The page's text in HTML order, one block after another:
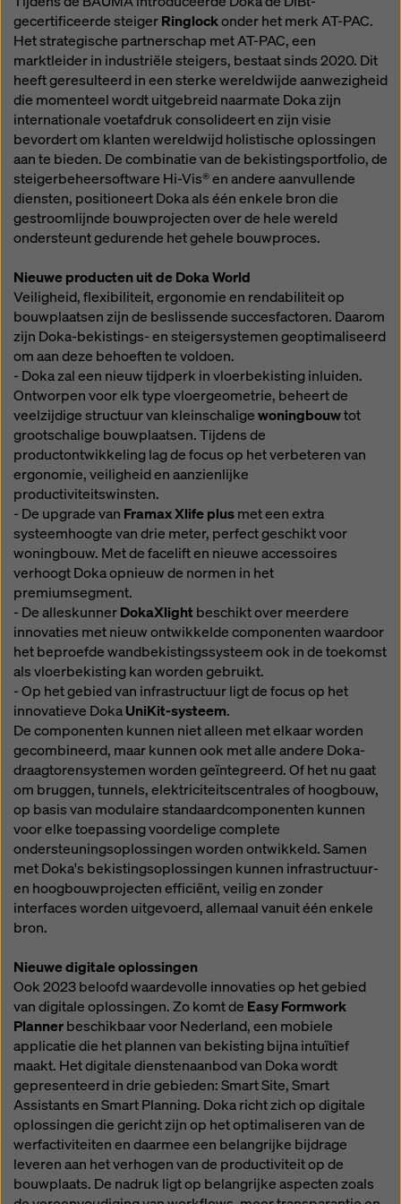
gecertificeerde steigerRinglockonder het merk AT-PAC.
Het strategische partnerschap met AT-PAC, een
marktleider in industriële steigers, bestaat sinds 2020. Dit
heeft geresulteerd in een sterke wereldwijde aanwezigheid
die momenteel wordt uitgebreid naarmate Doka zijn
internationale voetafdruk consolideert en zijn visie
bevordert om klanten wereldwijd holistische oplossingen
aan te bieden. De combinatie van de bekistingsportfolio, de
steigerbeheersoftware Hi-Vis® en andere aanvullende
diensten, positioneert Doka als één enkele bron die
gestroomlijnde bouwprojecten over de hele wereld
ondersteunt gedurende het gehele bouwproces.
Nieuwe producten uit de Doka World
Veiligheid, flexibiliteit, ergonomie en rendabiliteit op
bouwplaatsen zijn de beslissende succesfactoren. Daarom
zijn Doka-bekistings- en steigersystemen geoptimaliseerd
om aan deze behoeften te voldoen.
- Doka zal een nieuw tijdperk in vloerbekisting inluiden.
Ontworpen voor elk type vloergeometrie, beheert de
veelzijdige structuur van kleinschaligewoningbouwtot
grootschalige bouwplaatsen. Tijdens de
productontwikkeling lag de focus op het verbeteren van
ergonomie, veiligheid en aanzienlijke
productiviteitswinsten.
- De upgrade van Framax Xlife plusmet een extra
systeemhoogte van drie meter, perfect geschikt voor
woningbouw. Met de facelift en nieuwe accessoires
verhoogt Doka opnieuw de normen in het
premiumsegment.
- De alleskunnerDokaXlight beschikt over meerdere
innovaties met nieuw ontwikkelde componenten waardoor
het beproefde wandbekistingssysteem ook in de toekomst
als vloerbekisting kan worden gebruikt.
- Op het gebied van infrastructuur ligt de focus op het
innovatieve DokaUniKit-systeem.
De componenten kunnen niet alleen met elkaar worden
gecombineerd, maar kunnen ook met alle andere Doka-
draagtorensystemen worden geïntegreerd. Of het nu gaat
om bruggen, tunnels, elektriciteitscentrales of hoogbouw,
op basis van modulaire standaardcomponenten kunnen
voor elke toepassing voordelige complete
ondersteuningsoplossingen worden ontwikkeld. Samen
met Doka's bekistingsoplossingen kunnen infrastructuur-
en hoogbouwprojecten efficiënt, veilig en zonder
interfaces worden uitgevoerd, allemaal vanuit één enkele
bron.
Nieuwe digitale oplossingen
Ook 2023 beloofd waardevolle innovaties op het gebied
van digitale oplossingen. Zo komt de Easy Formwork
Plannerbeschikbaar voor Nederland, een mobiele
applicatie die het plannen van bekisting bijna intuïtief
maakt. Het digitale dienstenaanbod van Doka wordt
gepresenteerd in drie gebieden: Smart Site, Smart
Assistants en Smart Planning. Doka richt zich op digitale
oplossingen die gericht zijn op het optimaliseren van de
werfactiviteiten en daarmee een belangrijke bijdrage
leveren aan het verhogen van de productiviteit op de
bouwplaats. De nadruk ligt op belangrijke aspecten zoals